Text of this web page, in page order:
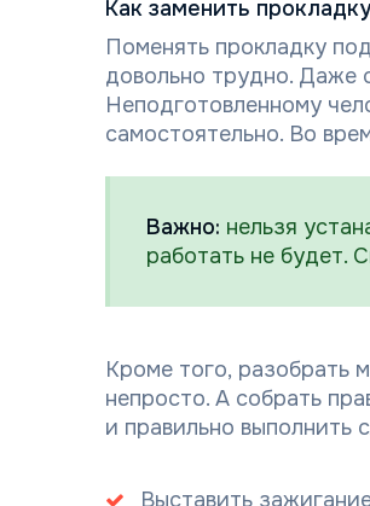
Как заменить прокладку
Поменять прокладку
довольно трудно. Даже
Неподготовленному
самостоятельно. Во
Важно: нельзя
работать не будет.
Кроме того, разобрать
непросто. А собрать
и правильно выполнить
Выставить